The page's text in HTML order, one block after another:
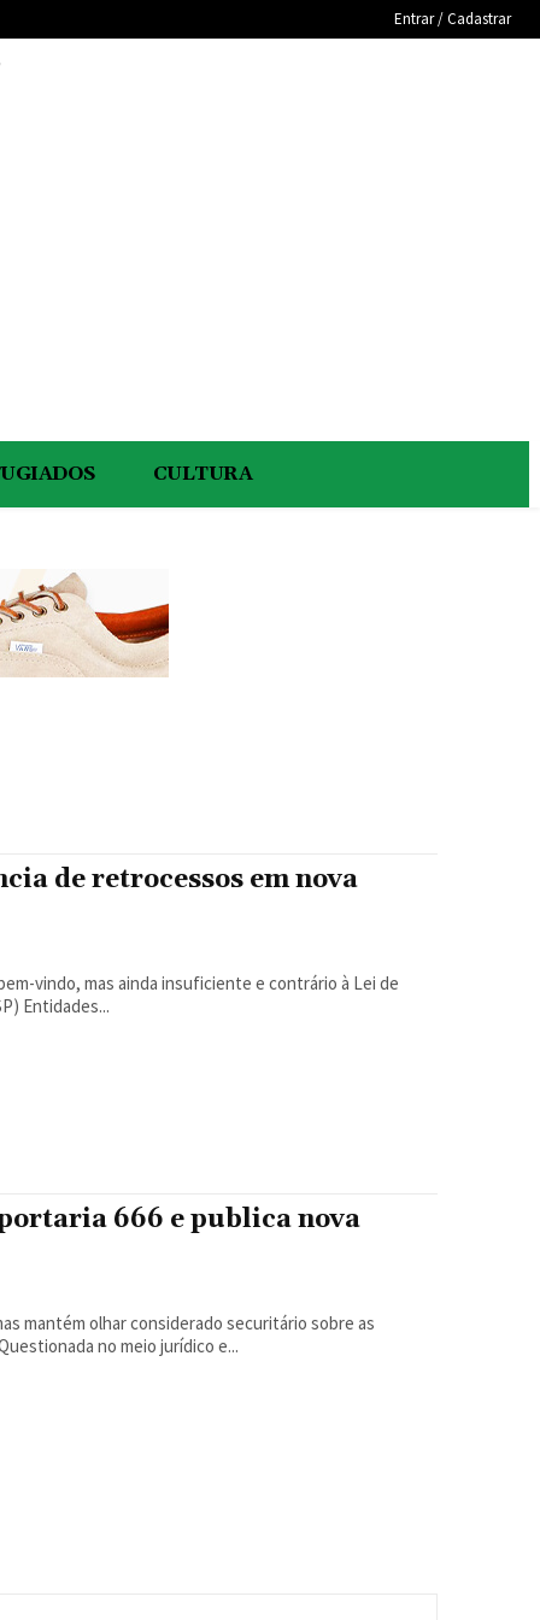
Entrar / Cadastrar
CULTURA
de retrocessos em nova
vindo, mas ainda insuficiente e contrário à Lei de
Migração Por Rodrigo Borges DelfimEm São Paulo (SP) Entidades...
666 e publica nova
mantém olhar considerado securitário sobre as
Por Rodrigo Borges DelfimEm São Paulo Questionada no meio jurídico e...